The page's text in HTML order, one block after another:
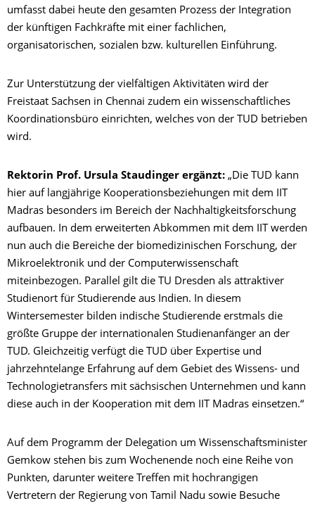
umfasst dabei heute den gesamten Prozess der Integration
der künftigen Fachkräfte mit einer fachlichen,
organisatorischen, sozialen bzw. kulturellen Einführung.
Zur Unterstützung der vielfältigen Aktivitäten wird der
Freistaat Sachsen in Chennai zudem ein wissenschaftliches
Koordinationsbüro einrichten, welches von der TUD betrieben
wird.
Rektorin Prof. Ursula Staudinger ergänzt: „Die TUD kann
hier auf langjährige Kooperationsbeziehungen mit dem IIT
Madras besonders im Bereich der Nachhaltigkeitsforschung
aufbauen. In dem erweiterten Abkommen mit dem IIT werden
nun auch die Bereiche der biomedizinischen Forschung, der
Mikroelektronik und der Computerwissenschaft
miteinbezogen. Parallel gilt die TU Dresden als attraktiver
Studienort für Studierende aus Indien. In diesem
Wintersemester bilden indische Studierende erstmals die
größte Gruppe der internationalen Studienanfänger an der
TUD. Gleichzeitig verfügt die TUD über Expertise und
jahrzehntelange Erfahrung auf dem Gebiet des Wissens- und
Technologietransfers mit sächsischen Unternehmen und kann
diese auch in der Kooperation mit dem IIT Madras einsetzen.“
Auf dem Programm der Delegation um Wissenschaftsminister
Gemkow stehen bis zum Wochenende noch eine Reihe von
Punkten, darunter weitere Treffen mit hochrangigen
Vertretern der Regierung von Tamil Nadu sowie Besuche